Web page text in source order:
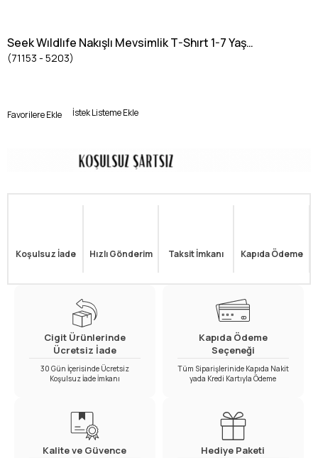
Seek Wıldlıfe Nakışlı Mevsimlik T-Shırt 1-7 Yaş
Turkuaz
(71153 - 5203)
Favorilere Ekle İstek Listeme Ekle
Koşulsuz İade Hızlı Gönderim Taksit İmkanı Kapıda Ödeme
Cigit Ürünlerinde
Ücretsiz İade
30 Gün İçerisinde Ücretsiz
Koşulsuz İade İmkanı
Kapıda Ödeme
Seçeneği
Tüm Siparişlerinide Kapıda Nakit
yada Kredi Kartıyla Ödeme
Kalite ve Güvence Hediye Paketi